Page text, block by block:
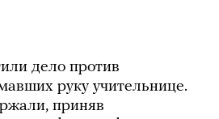
дело против
руку учительнице.
приняв